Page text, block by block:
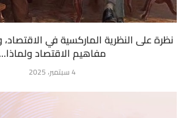
نظرة على النظرية الماركسية في
مفاهيم الاقتصاد ولماذا...
4 سبتمبر، 2025